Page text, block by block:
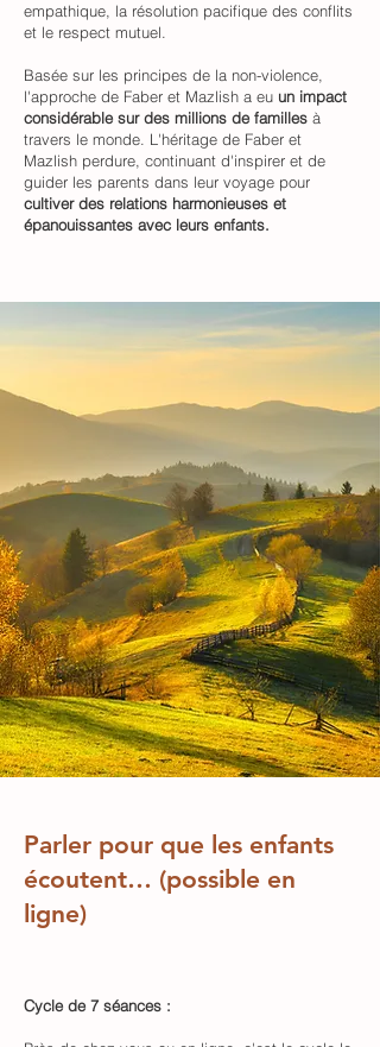
empathique, la résolution pacifique des conflits
et le respect mutuel.
Basée sur les principes de la non-violence,
l'approche de Faber et Mazlish a eu un impact
considérable sur des millions de familles à
travers le monde. L'héritage de Faber et
Mazlish perdure, continuant d'inspirer et de
guider les parents dans leur voyage pour
cultiver des relations harmonieuses et
épanouissantes avec leurs enfants.
Parler pour que les enfants
écoutent… (possible en
ligne)
Cycle de 7 séances :